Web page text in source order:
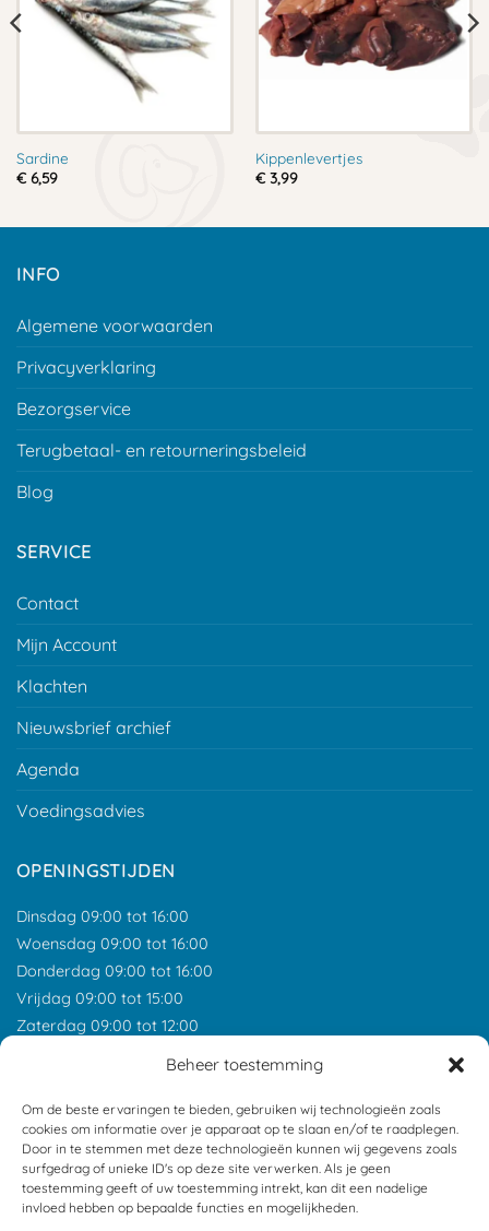
Beheer toestemming
Om de beste ervaringen te bieden, gebruiken wij technologieën zoals
cookies om informatie over je apparaat op te slaan en/of te raadplegen.
Door in te stemmen met deze technologieën kunnen wij gegevens zoals
surfgedrag of unieke ID's op deze site verwerken. Als je geen
toestemming geeft of uw toestemming intrekt, kan dit een nadelige
invloed hebben op bepaalde functies en mogelijkheden.
Sardine
€6,59
Kippenlevertjes
€3,99
INFO
Algemene voorwaarden
Privacyverklaring
Bezorgservice
Terugbetaal- en retourneringsbeleid
Blog
SERVICE
Contact
Mijn Account
Klachten
Nieuwsbrief archief
Agenda
Voedingsadvies
OPENINGSTIJDEN
Dinsdag 09:00 tot 16:00
Woensdag 09:00 tot 16:00
Donderdag 09:00 tot 16:00
Vrijdag 09:00 tot 15:00
Zaterdag 09:00 tot 12:00
ONZE RECENSIES